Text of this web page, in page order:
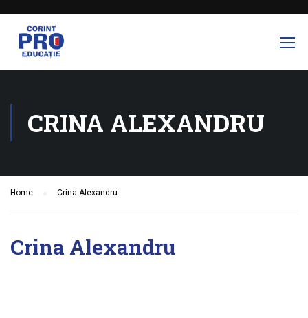
CRINA ALEXANDRU
Home Crina Alexandru
Crina Alexandru